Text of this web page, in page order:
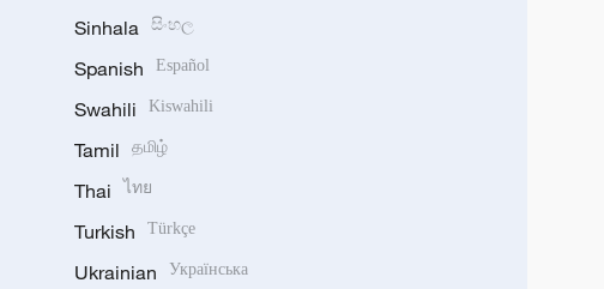
Sinhala සිංහල
Spanish Español
Swahili Kiswahili
Tamil தமிழ்
Thai ไทย
Turkish Türkçe
Ukrainian Українська